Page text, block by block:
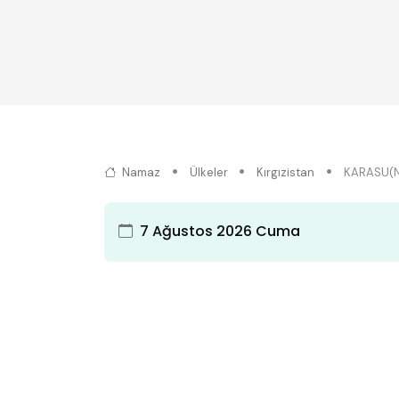
Namaz Ülkeler Kırgızistan
7 Ağustos 2026 Cuma